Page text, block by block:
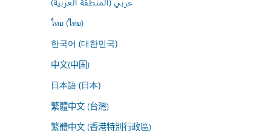
ไทย (ไทย)
한국어 (대한민국)
中文(中国)
日本語 (日本)
繁體中文 (台灣)
繁體中文 (香港特別行政區)